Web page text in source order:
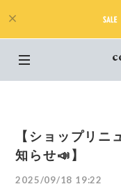
【ショップリニ
知らせ📣】
2025/09/18 19:22